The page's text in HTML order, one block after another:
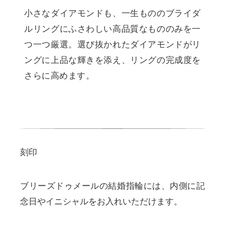
小さなダイアモンドも、一生もののブライダ
ルリングにふさわしい高品質なもののみを一
つ一つ厳選。選び抜かれたダイアモンドがリ
ングに上品な輝きを添え、リングの完成度を
さらに高めます。
刻印
ブリーズドゥメールの結婚指輪には、内側に記
念日やイニシャルをお入れいただけます。